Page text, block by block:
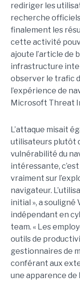
rediriger les
recherche
finalement les
cette activité
ajoute l’article de
infrastructure
observer le trafic
l’expérience de
Microsoft Threat
L’attaque misait
utilisateurs plutôt
vulnérabilité du
intéressante,
vraiment sur
navigateur.
initial », a souligné
indépendant en
team. « Les
outils de
gestionnaires de
conférant aux
une apparence de